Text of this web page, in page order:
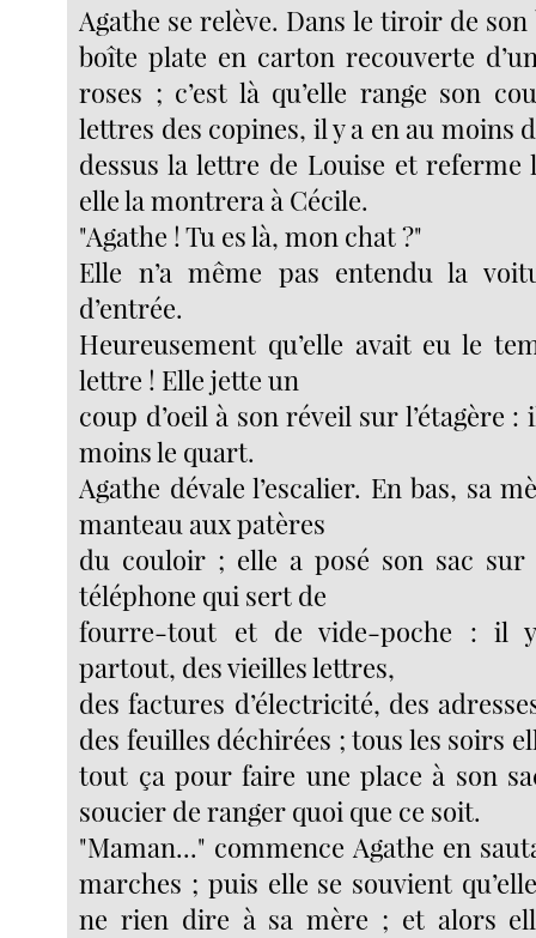
Agathe se relève. Dans le tiroir de
boîte plate en carton recouverte
roses ; c’est là qu’elle range son
lettres des copines, il y a en au moins
dessus la lettre de Louise et
elle la montrera à Cécile.
"Agathe ! Tu es là, mon chat ?"
Elle n’a même pas entendu la
d’entrée.
Heureusement qu’elle avait eu le
lettre ! Elle jette un
coup d’oeil à son réveil sur l’étagère
moins le quart.
Agathe dévale l’escalier. En bas, sa
manteau aux patères
du couloir ; elle a posé son sac sur
téléphone qui sert de
fourre-tout et de vide-poche : il
partout, des vieilles lettres,
des factures d’électricité, des
des feuilles déchirées ; tous les soirs
tout ça pour faire une place à son
soucier de ranger quoi que ce soit.
"Maman..." commence Agathe en
marches ; puis elle se souvient
ne rien dire à sa mère ; et alors